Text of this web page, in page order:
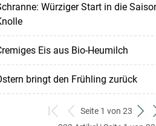
Würziger Start in die
Eis aus Bio-Heumilch
bringt den Frühling zurück
zum
zurück
Seite 1 von 23